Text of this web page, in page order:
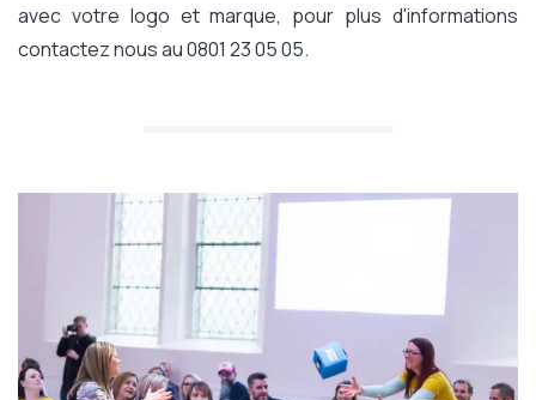
avec votre logo et marque, pour plus d'informations
contactez nous au 0801 23 05 05.